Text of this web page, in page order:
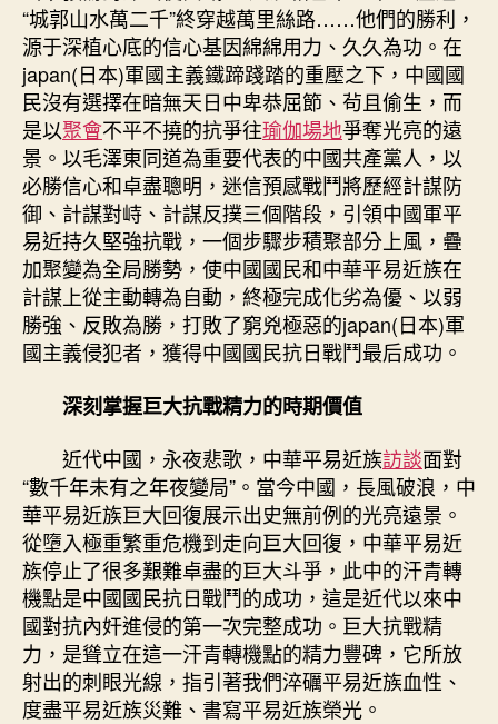
“城郭山水萬二千”終穿越萬里絲路……他們的勝利，
源于深植心底的信心基因綿綿用力、久久為功。在
japan(日本)軍國主義鐵蹄踐踏的重壓之下，中國國
民沒有選擇在暗無天日中卑恭屈節、茍且偷生，而
是以聚會不平不撓的抗爭往瑜伽場地爭奪光亮的遠
景。以毛澤東同道為重要代表的中國共產黨人，以
必勝信心和卓盡聰明，迷信預感戰鬥將歷經計謀防
御、計謀對峙、計謀反撲三個階段，引領中國軍平
易近持久堅強抗戰，一個步驟步積聚部分上風，疊
加聚變為全局勝勢，使中國國民和中華平易近族在
計謀上從主動轉為自動，終極完成化劣為優、以弱
勝強、反敗為勝，打敗了窮兇極惡的japan(日本)軍
國主義侵犯者，獲得中國國民抗日戰鬥最后成功。
深刻掌握巨大抗戰精力的時期價值
近代中國，永夜悲歌，中華平易近族訪談面對
“數千年未有之年夜變局”。當今中國，長風破浪，中
華平易近族巨大回復展示出史無前例的光亮遠景。
從墮入極重繁重危機到走向巨大回復，中華平易近
族停止了很多艱難卓盡的巨大斗爭，此中的汗青轉
機點是中國國民抗日戰鬥的成功，這是近代以來中
國對抗內奸進侵的第一次完整成功。巨大抗戰精
力，是聳立在這一汗青轉機點的精力豐碑，它所放
射出的刺眼光線，指引著我們淬礪平易近族血性、
度盡平易近族災難、書寫平易近族榮光。